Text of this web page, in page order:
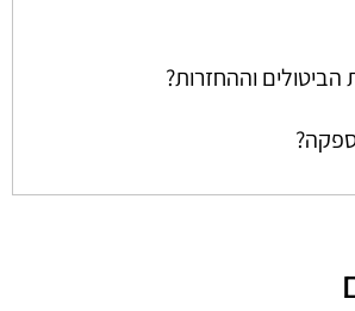
הביטולים וההחזרות?